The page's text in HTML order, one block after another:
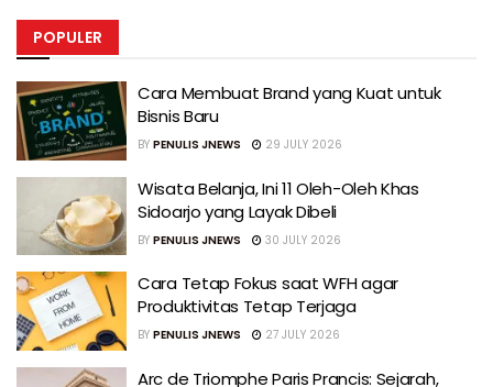
POPULER
Cara Membuat Brand yang Kuat untuk
Bisnis Baru
BY PENULIS JNEWS 29 JULY 2026
Wisata Belanja, Ini 11 Oleh-Oleh Khas
Sidoarjo yang Layak Dibeli
BY PENULIS JNEWS 30 JULY 2026
Cara Tetap Fokus saat WFH agar
Produktivitas Tetap Terjaga
BY PENULIS JNEWS 27 JULY 2026
Arc de Triomphe Paris Prancis: Sejarah,